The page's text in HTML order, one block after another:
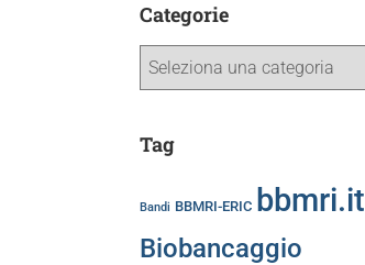
Categorie
Tag
Bandi BBMRI-ERIC bbmri.it
Biobancaggio